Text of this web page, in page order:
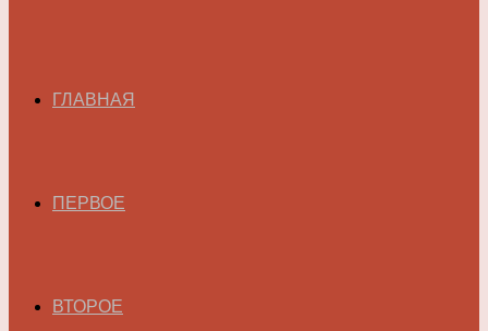
ГЛАВНАЯ
ПЕРВОЕ
ВТОРОЕ